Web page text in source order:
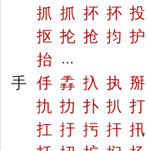
抓 抓 抔 抔 投
抠 抡 抢 抣 护
抬
...
手 㐿 掱 扖 执 掰
扏 扐 扑 扒 打
扛 扜 扝 扞 扟